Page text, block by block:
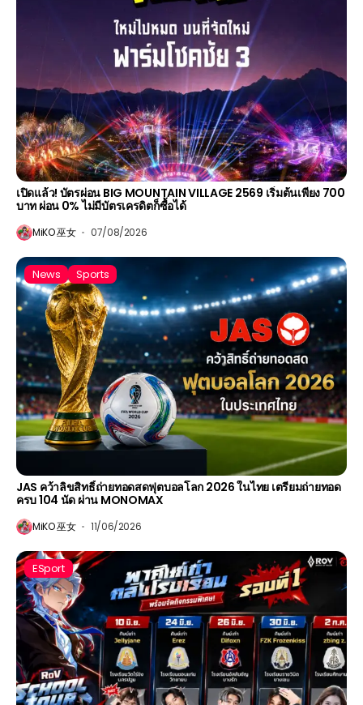
เปิดแล้ว! บัตรผ่อน BIG MOUNTAIN VILLAGE 2569 เริ่มต้นเพียง 700
บาท ผ่อน 0% ไม่มีบัตรเครดิตก็ซื้อได้
MiKO 巫女 07/08/2026
News Sports
JAS คว้าลิขสิทธิ์ถ่ายทอดสดฟุตบอลโลก 2026 ในไทย เตรียมถ่ายทอด
ครบ 104 นัด ผ่าน MONOMAX
MiKO 巫女 11/06/2026
ESport